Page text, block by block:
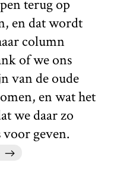
terug op
en dat wordt
column
of we ons
van de oude
en wat het
we daar zo
voor geven.